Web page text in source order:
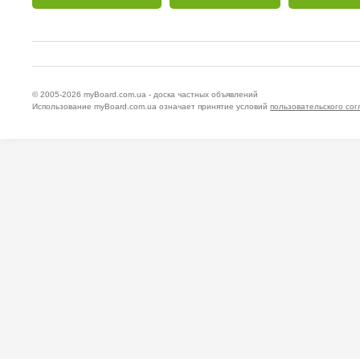
© 2005-2026 myBoard.com.ua - доска частных объявлений
Использование myBoard.com.ua означает принятие условий пользовательского